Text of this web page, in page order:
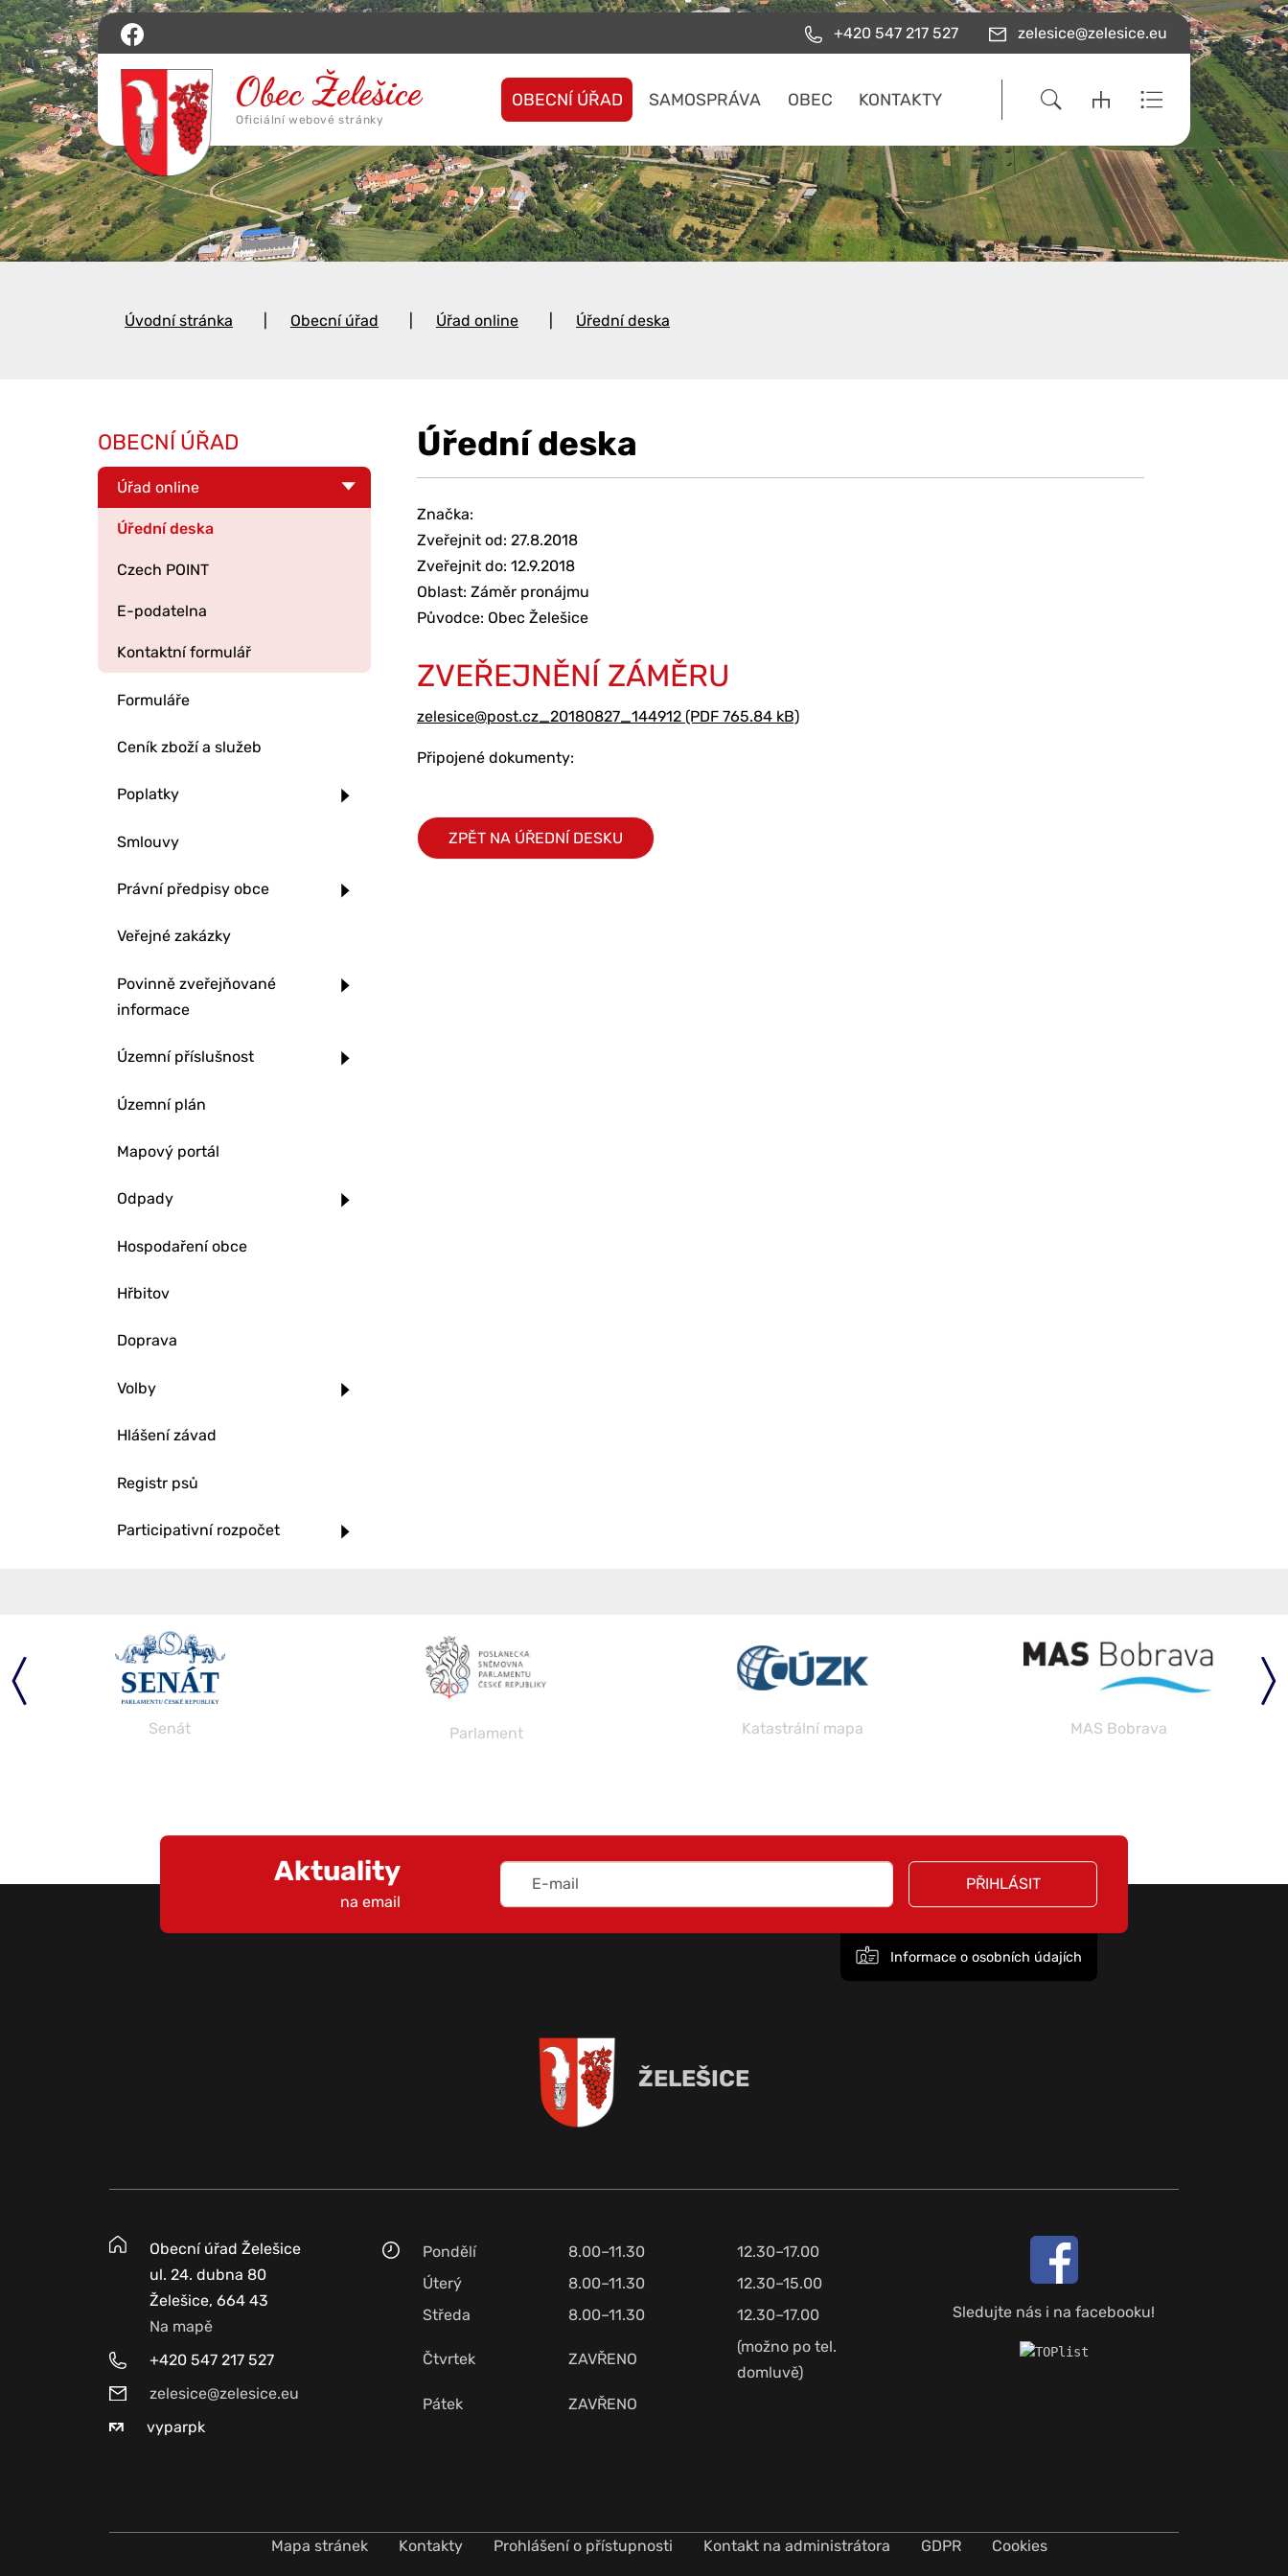
+420 547 217 527 zelesice@zelesice.eu
OBECNÍ ÚŘAD SAMOSPRÁVA OBEC KONTAKTY
Úvodní stránka Obecní úřad Úřad online Úřední deska
Úřední deska
Značka:
Zveřejnit od: 27.8.2018
Zveřejnit do: 12.9.2018
Oblast: Záměr pronájmu
Původce: Obec Želešice
ZVEŘEJNĚNÍ ZÁMĚRU
zelesice@post.cz_20180827_144912 (PDF 765.84 kB)
Připojené dokumenty:
ZPĚT NA ÚŘEDNÍ DESKU
OBECNÍ ÚŘAD
Úřad online
Úřední deska
Czech POINT
E-podatelna
Kontaktní formulář
Formuláře
Ceník zboží a služeb
Poplatky
Smlouvy
Právní předpisy obce
Veřejné zakázky
Povinně zveřejňované
informace
Územní příslušnost
Územní plán
Mapový portál
Odpady
Hospodaření obce
Hřbitov
Doprava
Volby
Hlášení závad
Registr psů
Participativní rozpočet
Senát Parlament Katastrální mapa MAS Bobrava
Aktuality
na email
PŘIHLÁSIT
Informace o osobních údajích
ŽELEŠICE
Obecní úřad Želešice
ul. 24. dubna 80
Želešice, 664 43
Na mapě
+420 547 217 527
zelesice@zelesice.eu
vyparpk
Pondělí 8.00–11.30
12.30–17.00
Úterý
8.00–11.30
12.30–15.00
Středa
8.00–11.30 12.30–17.00
Čtvrtek ZAVŘENO
(možno po tel.
domluvě)
Pátek
ZAVŘENO
Sledujte nás i na facebooku!
Mapa stránek Kontakty Prohlášení o přístupnosti Kontakt na administrátora GDPR Cookies